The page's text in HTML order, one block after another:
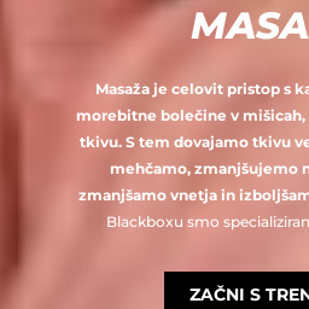
Masaža je celovit pristop s
morebitne bolečine v
tkivu. S tem dovajamo tkivu
mehčamo, zmanjšujemo
zmanjšamo vnetja in
Blackboxu smo
ZAČNI S